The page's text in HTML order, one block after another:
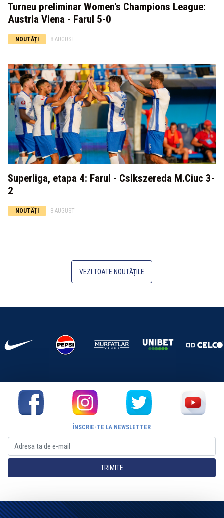
Turneu preliminar Women's Champions League:
Austria Viena - Farul 5-0
NOUTĂȚI 8 AUGUST
Superliga, etapa 4: Farul - Csikszereda M.Ciuc 3-
2
NOUTĂȚI 8 AUGUST
VEZI TOATE NOUTĂȚILE
ÎNSCRIE-TE LA NEWSLETTER
TRIMITE